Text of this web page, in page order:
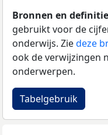
Bronnen en
gebruikt voor de
onderwijs. Ziedeze
ook de verwijzingen
onderwerpen.
Tabelgebruik